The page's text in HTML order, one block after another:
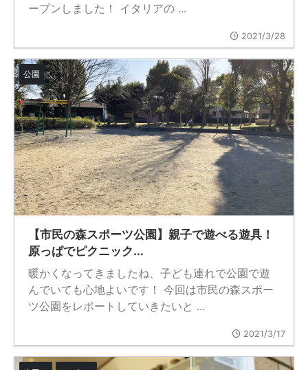
ープンしました！ イタリアの ...
2021/3/28
公園
【市民の森スポーツ公園】親子で遊べる遊具！
原っぱでピクニック...
暖かくなってきましたね、子ども連れで公園で遊
んでいても心地よいです！ 今回は市民の森スポー
ツ公園をレポートしていきたいと ...
2021/3/17